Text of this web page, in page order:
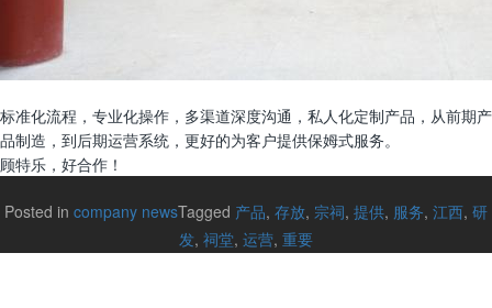
标准化流程，专业化操作，多渠道深度沟通，私人化定制产品，从前期产
品制造，到后期运营系统，更好的为客户提供保姆式服务。
顾特乐，好合作！
Posted in company newsTagged 产品, 存放, 宗祠, 提供, 服务, 江西, 研
发, 祠堂, 运营, 重要